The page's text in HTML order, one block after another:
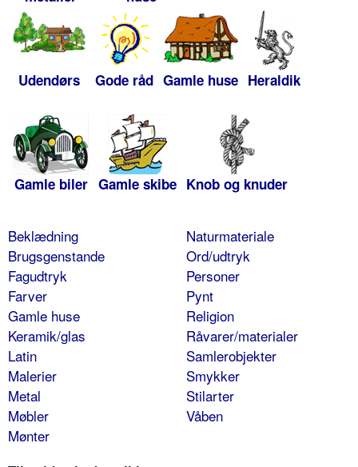
Udendørs Gode råd Gamle huse Heraldik
Gamle biler Gamle skibe Knob og knuder
Beklædning
Brugsgenstande
Fagudtryk
Farver
Gamle huse
Keramik/glas
Latin
Malerier
Metal
Møbler
Mønter
Naturmateriale
Ord/udtryk
Personer
Pynt
Religion
Råvarer/materialer
Samlerobjekter
Smykker
Stilarter
Våben